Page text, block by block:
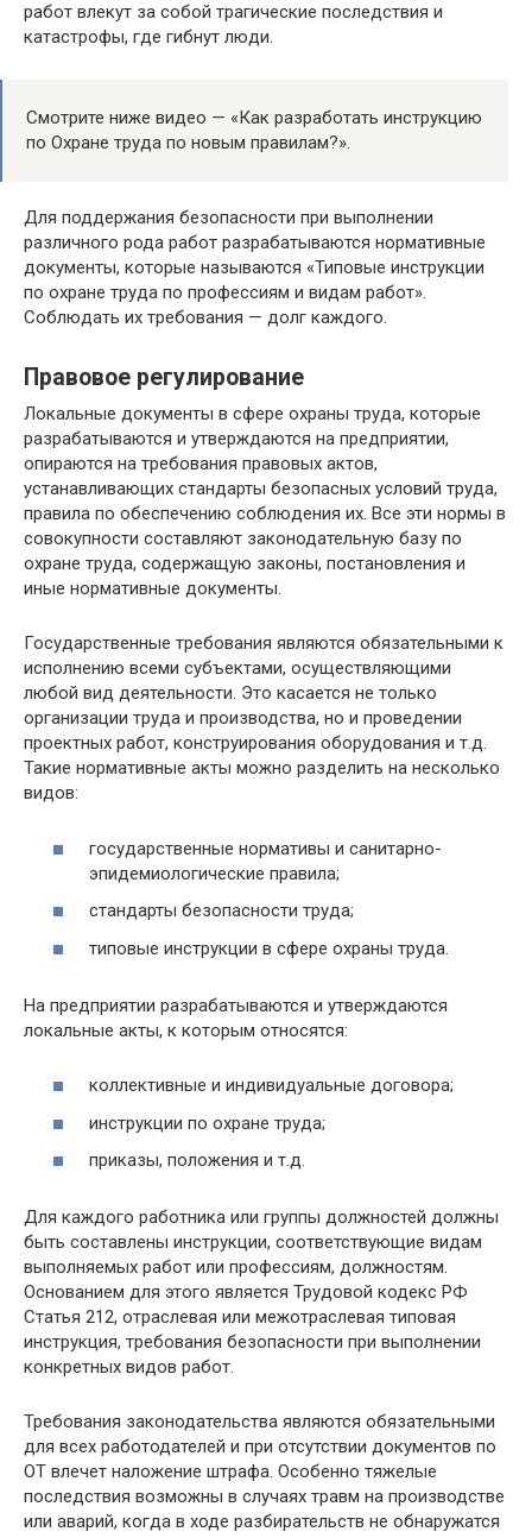
работ влекут за собой трагические последствия и
катастрофы, где гибнут люди.
Смотрите ниже видео — «Как разработать инструкцию
по Охране труда по новым правилам?».
Для поддержания безопасности при выполнении
различного рода работ разрабатываются нормативные
документы, которые называются «Типовые инструкции
по охране труда по профессиям и видам работ».
Соблюдать их требования — долг каждого.
Правовое регулирование
Локальные документы в сфере охраны труда, которые
разрабатываются и утверждаются на предприятии,
опираются на требования правовых актов,
устанавливающих стандарты безопасных условий труда,
правила по обеспечению соблюдения их. Все эти нормы в
совокупности составляют законодательную базу по
охране труда, содержащую законы, постановления и
иные нормативные документы.
Государственные требования являются обязательными к
исполнению всеми субъектами, осуществляющими
любой вид деятельности. Это касается не только
организации труда и производства, но и проведении
проектных работ, конструирования оборудования и т.д.
Такие нормативные акты можно разделить на несколько
видов:
государственные нормативы и санитарно-
эпидемиологические правила;
стандарты безопасности труда;
типовые инструкции в сфере охраны труда.
На предприятии разрабатываются и утверждаются
локальные акты, к которым относятся:
коллективные и индивидуальные договора;
инструкции по охране труда;
приказы, положения и т.д.
Для каждого работника или группы должностей должны
быть составлены инструкции, соответствующие видам
выполняемых работ или профессиям, должностям.
Основанием для этого является Трудовой кодекс РФ
Статья 212, отраслевая или межотраслевая типовая
инструкция, требования безопасности при выполнении
конкретных видов работ.
Требования законодательства являются обязательными
для всех работодателей и при отсутствии документов по
ОТ влечет наложение штрафа. Особенно тяжелые
последствия возможны в случаях травм на производстве
или аварий, когда в ходе разбирательств не обнаружатся